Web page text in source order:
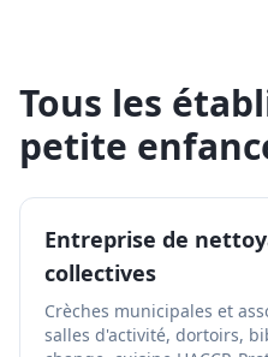
Tous les
petite
Entreprise de
collectives
Crèches municipales et
salles d'activité, dortoirs,